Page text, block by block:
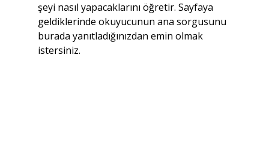
şeyi nasıl yapacaklarını öğretir. Sayfaya
geldiklerinde okuyucunun ana sorgusunu
burada yanıtladığınızdan emin olmak
istersiniz.